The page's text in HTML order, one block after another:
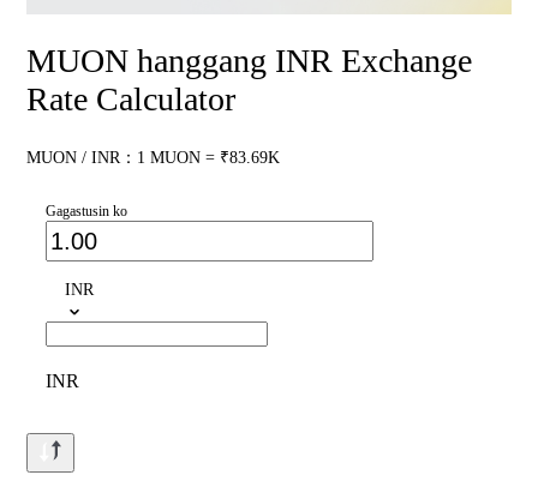
MUON hanggang INR Exchange
Rate Calculator
MUON / INR：1 MUON = ₹83.69K
Gagastusin ko
INR
INR